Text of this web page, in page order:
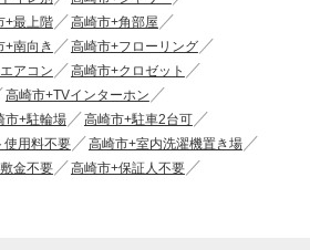
+最上階
高崎市+角部屋
+南向き
高崎市+フローリング
アコン
高崎市+クロゼット
高崎市+TVインターホン
市+駐輪場
高崎市+駐車2台可
使用料不要
高崎市+室内洗濯機置き場
金不要
高崎市+保証人不要